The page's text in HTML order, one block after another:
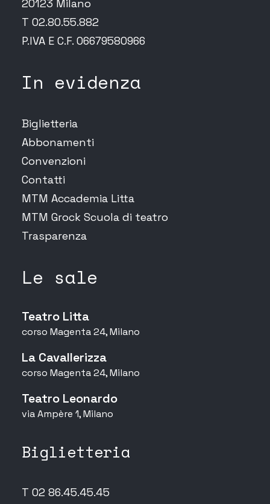
20123 Milano
T 02.80.55.882
P.IVA E C.F. 06679580966
In evidenza
Biglietteria
Abbonamenti
Convenzioni
Contatti
MTM Accademia Litta
MTM Grock Scuola di teatro
Trasparenza
Le sale
Teatro Litta
corso Magenta 24, Milano
La Cavallerizza
corso Magenta 24, Milano
Teatro Leonardo
via Ampère 1, Milano
Biglietteria
T 02 86.45.45.45